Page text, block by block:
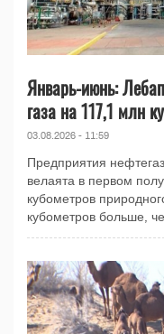
Январь-июнь:
газа на 117,1 млн
03.08.2026 - 11:59
Предприятия
велаята в первом
кубометров
кубометров больше,